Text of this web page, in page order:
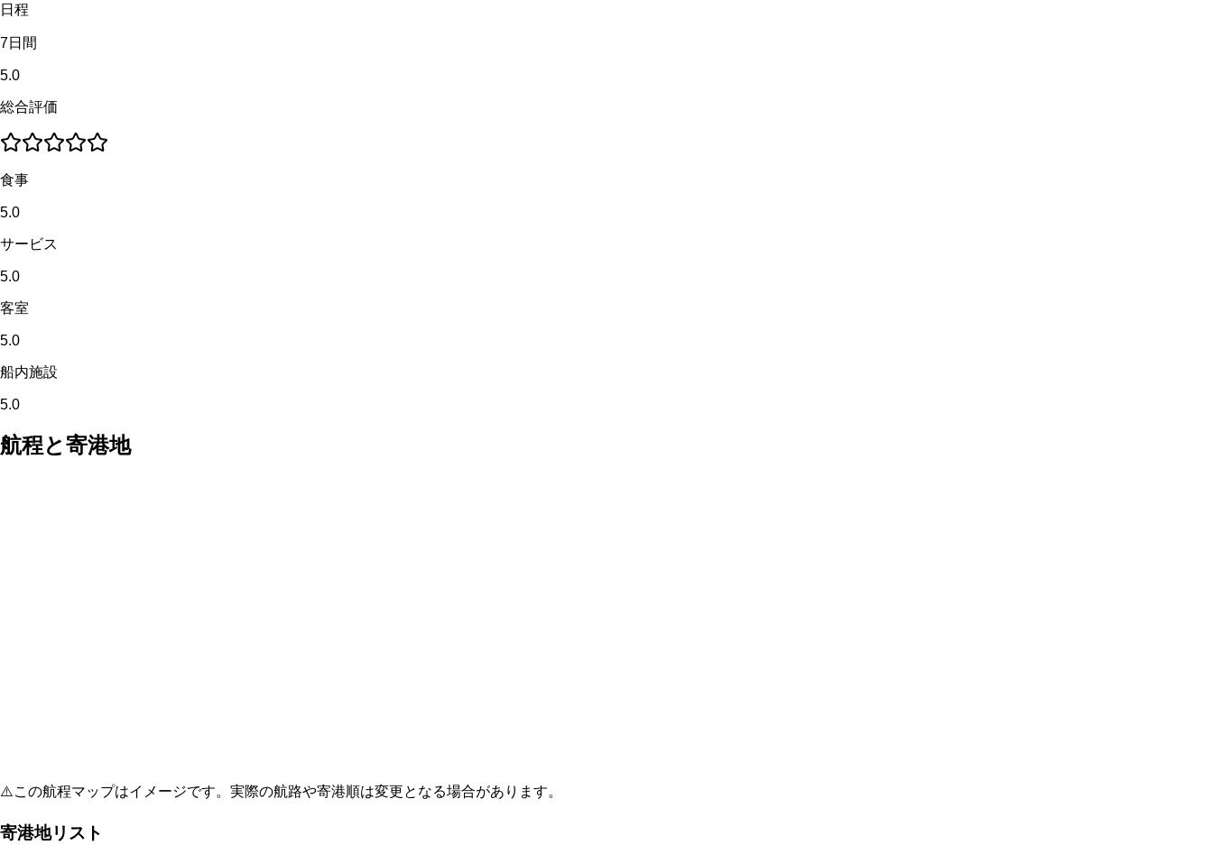
日程
7日間
5.0
総合評価
食事
5.0
サービス
5.0
客室
5.0
船内施設
5.0
航程と寄港地
⚠️この航程マップはイメージです。実際の航路や寄港順は変更となる場合があります。
寄港地リスト